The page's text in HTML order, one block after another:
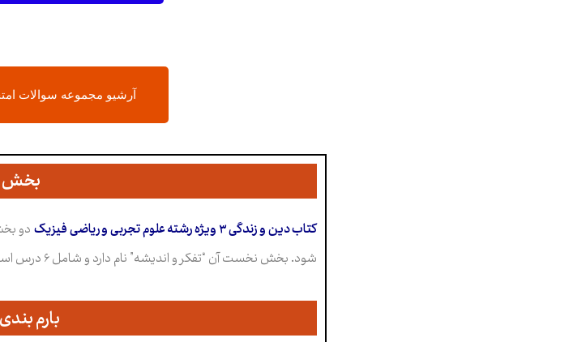
آرشیو مجموعه سوالات
بخش
کتاب دین و زندگی ۳ ویژه رشته علوم تجربی و ریاضی فیزیک
دو
شود. بخش نخست آن “تفکر و اندیشه” نام دارد و شامل ۶ درس است. بخش دوم آن “در مسیر” نام دارد و ۴ درس را شامل می شود.
بارم